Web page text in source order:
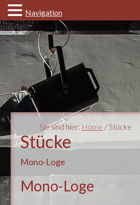
Sie sind hier: Home / Stücke
Stücke
Mono-Loge
Mono-Loge
Navigation